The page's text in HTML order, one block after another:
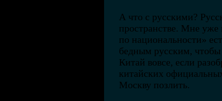
А что с русскими?
пространстве. Мне уже
по национальности»
бедным русским,
Китай вовсе, если
китайских
Москву позлить.